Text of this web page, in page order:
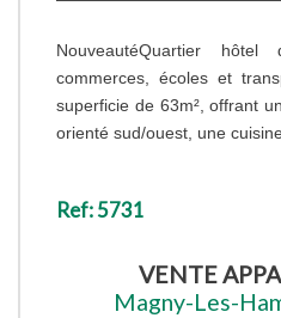
NouveautéQuartier
commerces, écoles et
superficie de 63m², offrant
orienté sud/ouest, une
Ref: 5731
VENTE
Magny-Les-